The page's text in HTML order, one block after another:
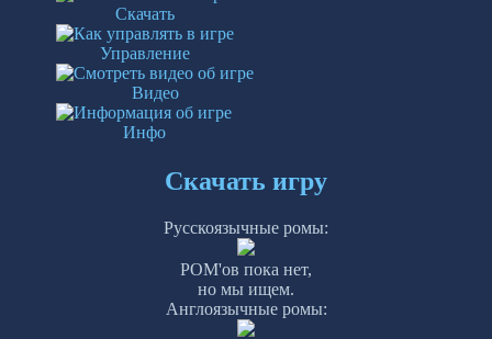
Скачать
Управление
Видео
Инфо
Скачать игру
Русскоязычные ромы:
РОМ'ов пока нет,
но мы ищем.
Англоязычные ромы: